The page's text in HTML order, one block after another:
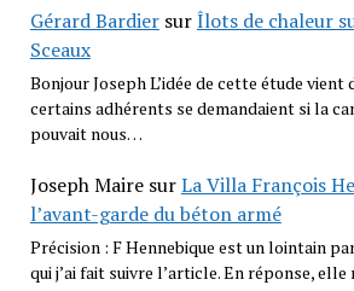
Gérard BardiersurÎlots de chaleur
Sceaux
Bonjour Joseph L’idée de cette étude vient
certains adhérents se demandaient si la
pouvait nous…
Joseph MairesurLa Villa François
l’avant-garde du béton armé
Précision : F Hennebique est un lointain
qui j’ai fait suivre l’article. En réponse, elle